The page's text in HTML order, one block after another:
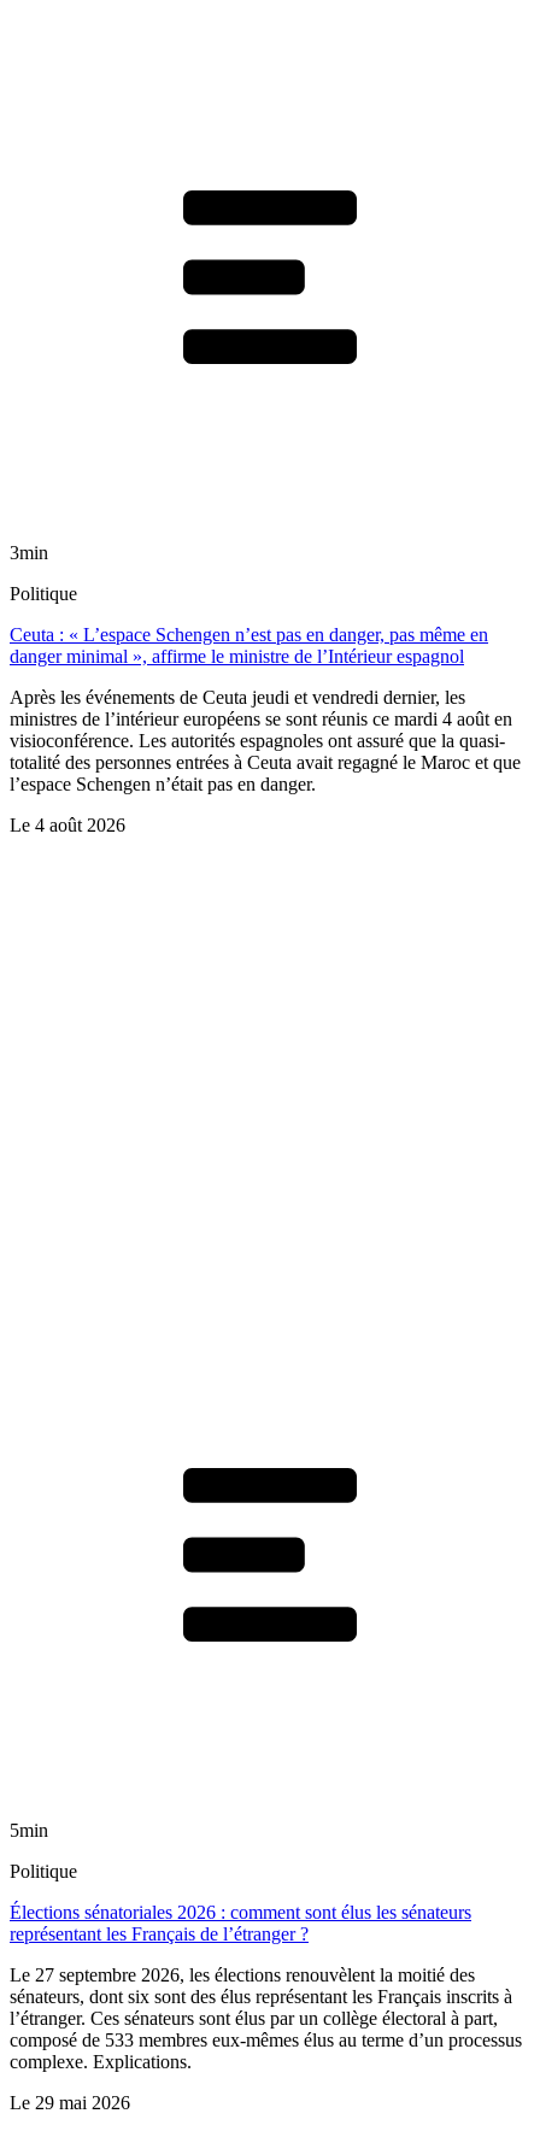
3min
Politique
Ceuta : « L’espace Schengen n’est pas en danger, pas même en
danger minimal », affirme le ministre de l’Intérieur espagnol
Après les événements de Ceuta jeudi et vendredi dernier, les
ministres de l’intérieur européens se sont réunis ce mardi 4 août en
visioconférence. Les autorités espagnoles ont assuré que la quasi-
totalité des personnes entrées à Ceuta avait regagné le Maroc et que
l’espace Schengen n’était pas en danger.
Le 4 août 2026
5min
Politique
Élections sénatoriales 2026 : comment sont élus les sénateurs
représentant les Français de l’étranger ?
Le 27 septembre 2026, les élections renouvèlent la moitié des
sénateurs, dont six sont des élus représentant les Français inscrits à
l’étranger. Ces sénateurs sont élus par un collège électoral à part,
composé de 533 membres eux-mêmes élus au terme d’un processus
complexe. Explications.
Le 29 mai 2026